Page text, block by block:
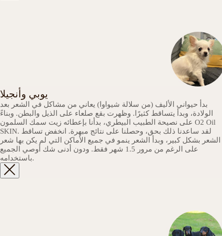
يوبي وأنجيلا
بدأ حيواني الأليف (من سلالة شيواوا) يعاني من مشاكل في الشعر بعد
الولادة، وبدأ يتساقط كثيرًا. وظهرت بقع صلعاء على الذيل والبطن. وبناءً
على نصيحة الطبيب البيطري، بدأنا بإعطائه زيت سمك السلمون O2 Oil
SKIN. لقد ساعدنا ذلك بحق، وحصلنا على نتائج مبهرة. انخفض تساقط
الشعر بشكل كبير، وبدأ الشعر ينمو في جميع الأماكن التي لم يكن بها شعر
على الرغم من مرور 1.5 شهر فقط. ودون أدنى شك أوصي الجميع
باستخدامه.